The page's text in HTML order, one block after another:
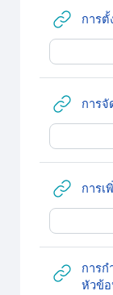
การตั้
การจั
การเ
การก
หัวข้